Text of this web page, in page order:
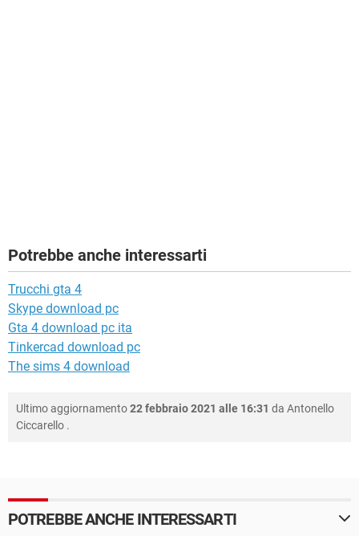
Potrebbe anche interessarti
Trucchi gta 4
Skype download pc
Gta 4 download pc ita
Tinkercad download pc
The sims 4 download
Ultimo aggiornamento22 febbraio 2021 alle 16:31 da Antonello
Ciccarello .
POTREBBE ANCHE INTERESSARTI